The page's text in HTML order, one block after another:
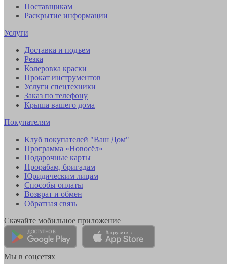
Поставщикам
Раскрытие информации
Услуги
Доставка и подъем
Резка
Колеровка краски
Прокат инструментов
Услуги спецтехники
Заказ по телефону
Крыша вашего дома
Покупателям
Клуб покупателей "Ваш Дом"
Программа «Новосёл»
Подарочные карты
Прорабам, бригадам
Юридическим лицам
Способы оплаты
Возврат и обмен
Обратная связь
Скачайте мобильное приложение
Мы в соцсетях